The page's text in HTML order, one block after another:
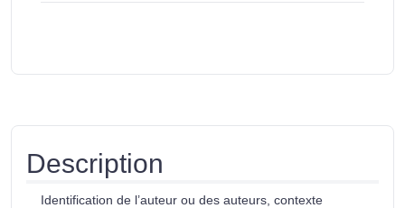
Description
Identification de l’auteur ou des auteurs, contexte